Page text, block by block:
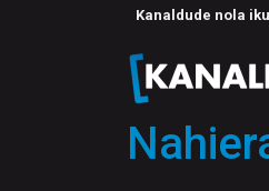
Kanaldude nola